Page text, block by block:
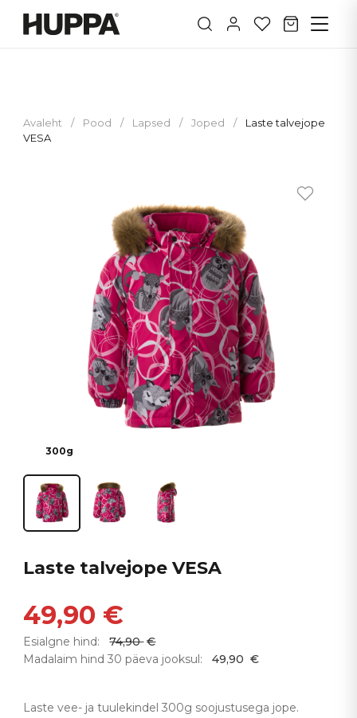
Avaleht / Pood / Lapsed / Joped /
Laste talvejope
VESA
300g
Laste talvejope VESA
49,90 €
Esialgne hind: 74,90 €
Madalaim hind 30 päeva jooksul:
49,90 €
Laste vee- ja tuulekindel 300g soojustusega jope.